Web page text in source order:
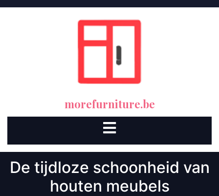
morefurniture.be
Open
Button
De tijdloze schoonheid van
houten meubels